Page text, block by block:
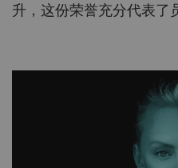
升，这份荣誉充分代表了